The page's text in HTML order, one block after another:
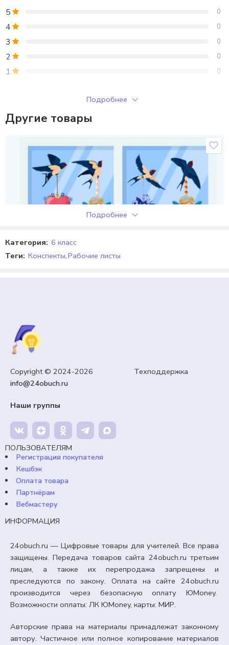
5 0
4 0
3 0
2 0
1 0
Только зарегистрированные клиенты, купившие этот товар,
могут публиковать отзывы.
Отзывы
Отзывов пока нет.
Подробнее
Другие товары
ОФОРМЛЕНИЕ КАБИНЕТА
Оформление «Весенняя гирлянда» А4. Окна, двери,
Продавец:24obuch.ru
В корзину
Подробнее
Категория: 6 класс
Теги: Конспекты,Рабочие листы
Copyright © 2024-2026 Техподдержка
info@24obuch.ru
Наши группы
ПОЛЬЗОВАТЕЛЯМ
Регистрация покупателя
Кешбэк
Оплата товара
Партнёрам
Вебмастеру
ИНФОРМАЦИЯ
24obuch.ru — Цифровые товары для учителей. Все права
защищены. Передача товаров сайта 24obuch.ru третьим
лицам, а также их перепродажа запрещены и
преследуются по закону. Оплата на сайте 24obuch.ru
производится через безопасную оплату ЮMoney.
Возможности оплаты: ЛК ЮMoney, карты: МИР.
Авторские права на материалы принадлежат законному
автору. Частичное или полное копирование материалов